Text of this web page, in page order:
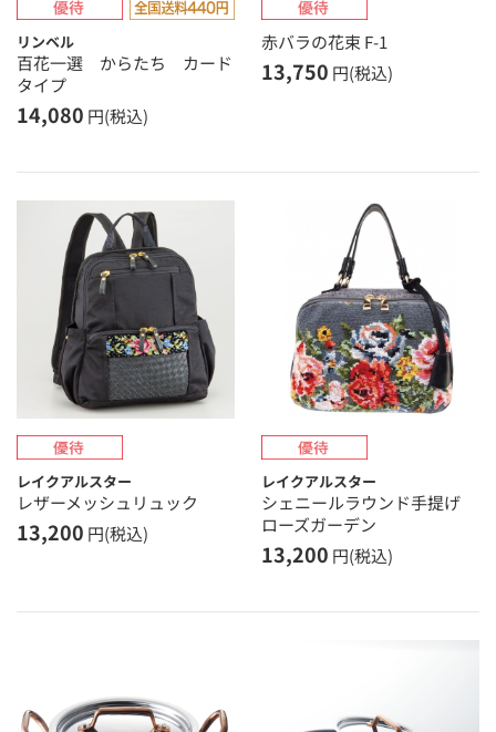
リンベル
百花一選 からたち カード
タイプ
14,080 円(税込)
赤バラの花束 F-1
13,750 円(税込)
レイクアルスター
レザーメッシュリュック
13,200 円(税込)
レイクアルスター
シェニールラウンド手提げ
ローズガーデン
13,200 円(税込)